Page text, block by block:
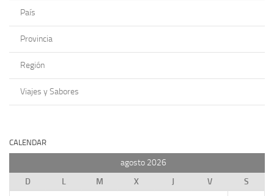
País
Provincia
Región
Viajes y Sabores
CALENDAR
agosto 2026
D
L M X J V
S